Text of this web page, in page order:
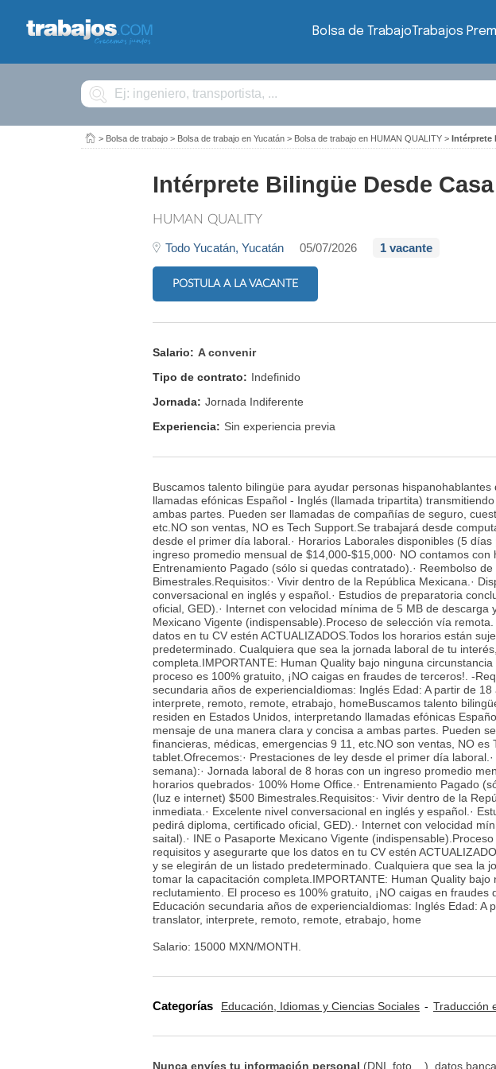
Bolsa de TrabajoTrabajos
Buscar
> Bolsa de trabajo > Bolsa de trabajo en Yucatán > Bolsa de trabajo en HUMAN QUALITY > Intérprete
Intérprete Bilingüe Desde Casa
HUMAN QUALITY
Todo Yucatán, Yucatán 05/07/2026 1 vacante
POSTULA A LA VACANTE
Salario: A convenir
Tipo de contrato: Indefinido
Jornada: Jornada Indiferente
Experiencia: Sin experiencia previa
Buscamos talento bilingüe para ayudar personas
llamadas efónicas Español - Inglés (llamada tripartita)
ambas partes. Pueden ser llamadas de compañías de seguro,
etc.NO son ventas, NO es Tech Support.Se trabajará desde
desde el primer día laboral.· Horarios Laborales disponibles (5
ingreso promedio mensual de $14,000-$15,000· NO contamos con
Entrenamiento Pagado (sólo si quedas contratado).· Reembolso
Bimestrales.Requisitos:· Vivir dentro de la República Mexicana.·
conversacional en inglés y español.· Estudios de preparatoria
oficial, GED).· Internet con velocidad mínima de 5 MB de descarga
Mexicano Vigente (indispensable).Proceso de selección vía
datos en tu CV estén ACTUALIZADOS.Todos los horarios están
predeterminado. Cualquiera que sea la jornada laboral de tu
completa.IMPORTANTE: Human Quality bajo ninguna
proceso es 100% gratuito, ¡NO caigas en fraudes de terceros!. -
secundaria años de experienciaIdiomas: Inglés Edad: A partir de
interprete, remoto, remote, etrabajo, homeBuscamos talento
residen en Estados Unidos, interpretando llamadas efónicas
mensaje de una manera clara y concisa a ambas partes. Pueden
financieras, médicas, emergencias 9 11, etc.NO son ventas, NO
tablet.Ofrecemos:· Prestaciones de ley desde el primer día
semana):· Jornada laboral de 8 horas con un ingreso promedio
horarios quebrados· 100% Home Office.· Entrenamiento Pagado
(luz e internet) $500 Bimestrales.Requisitos:· Vivir dentro de la
inmediata.· Excelente nivel conversacional en inglés y español.·
pedirá diploma, certificado oficial, GED).· Internet con velocidad
saital).· INE o Pasaporte Mexicano Vigente
requisitos y asegurarte que los datos en tu CV estén
y se elegirán de un listado predeterminado. Cualquiera que sea la
tomar la capacitación completa.IMPORTANTE: Human Quality
reclutamiento. El proceso es 100% gratuito, ¡NO caigas en
Educación secundaria años de experienciaIdiomas: Inglés Edad: A
translator, interprete, remoto, remote, etrabajo, home
Salario: 15000 MXN/MONTH.
Categorías Educación, Idiomas y Ciencias Sociales Traducción
Nunca envíes tu información personal (DNI, foto,...), datos